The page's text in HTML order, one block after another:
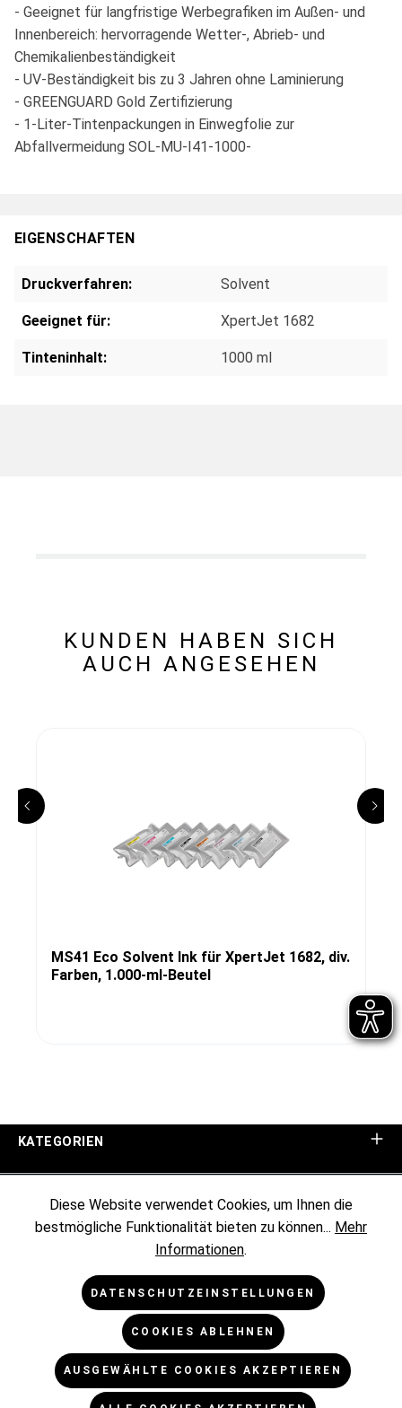
- Geeignet für langfristige Werbegrafiken im Außen- und
Innenbereich: hervorragende Wetter-, Abrieb- und
Chemikalienbeständigkeit
- UV-Beständigkeit bis zu 3 Jahren ohne Laminierung
- GREENGUARD Gold Zertifizierung
- 1-Liter-Tintenpackungen in Einwegfolie zur
Abfallvermeidung SOL-MU-I41-1000-
EIGENSCHAFTEN
Druckverfahren: Solvent
Geeignet für: XpertJet 1682
Tinteninhalt: 1000 ml
KUNDEN HABEN SICH
AUCH ANGESEHEN
MS41 Eco Solvent Ink für XpertJet 1682, div.
Farben, 1.000-ml-Beutel
KATEGORIEN
KUNDENINFORMATIONEN
RECHTLICHES
* Alle Preise exkl. gesetzl. Mehrwertsteuer zzgl.
Diese Website verwendet Cookies, um Ihnen die
bestmögliche Funktionalität bieten zu können... Mehr
Informationen.
DATENSCHUTZEINSTELLUNGEN
COOKIES ABLEHNEN
AUSGEWÄHLTE COOKIES AKZEPTIEREN